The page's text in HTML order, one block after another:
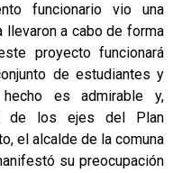
funcionario vio una
llevaron a cabo de forma
proyecto funcionará
de estudiantes y
es admirable y,
de los ejes del Plan
el alcalde de la comuna
su preocupación